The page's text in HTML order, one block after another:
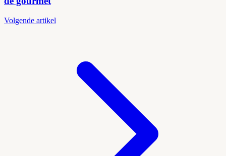
Volgende artikel